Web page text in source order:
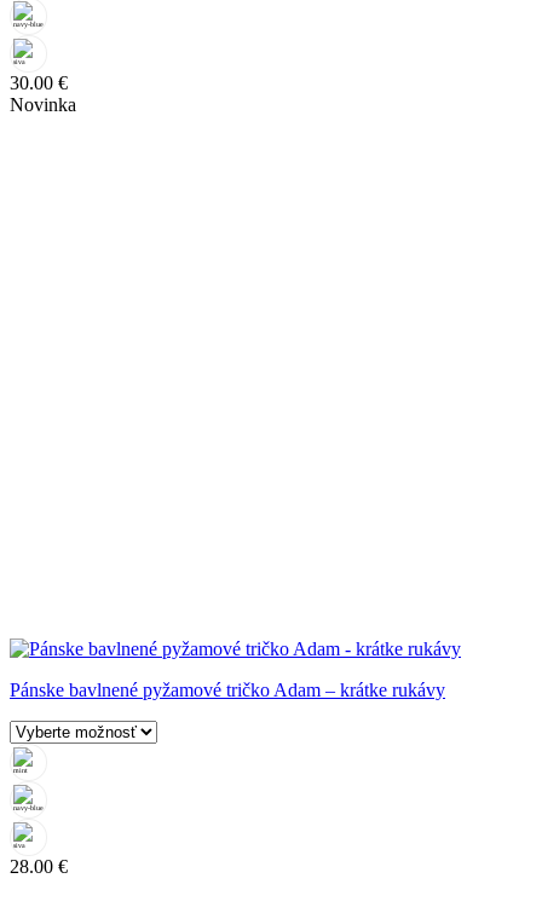
30.00 €
Novinka
Pánske bavlnené pyžamové tričko Adam – krátke rukávy
28.00 €